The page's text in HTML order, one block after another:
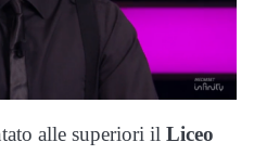
alle superiori il Liceo